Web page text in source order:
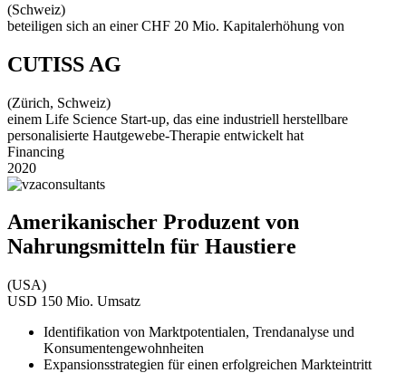
(Schweiz)
beteiligen sich an einer CHF 20 Mio. Kapitalerhöhung von
CUTISS AG
(Zürich, Schweiz)
einem Life Science Start-up, das eine industriell herstellbare
personalisierte Hautgewebe-Therapie entwickelt hat
Financing
2020
Amerikanischer Produzent von
Nahrungsmitteln für Haustiere
(USA)
USD 150 Mio. Umsatz
Identifikation von Marktpotentialen, Trendanalyse und
Konsumentengewohnheiten
Expansionsstrategien für einen erfolgreichen Markteintritt